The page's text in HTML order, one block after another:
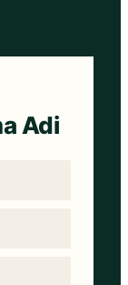
Adi